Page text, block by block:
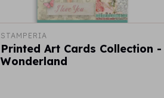
STAMPERIA
Printed Art Cards Collection -
Wonderland